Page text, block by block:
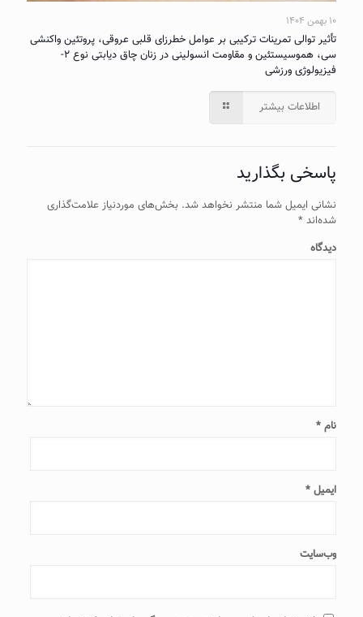
۱۰ بهمن ۱۴۰۴
تأثیر توالی تمرینات ترکیبی بر عوامل خطرزای قلبی عروقی، پروتئین واکنشی
سی، هموسیستئین و مقاومت انسولینی در زنان چاق دیابتی نوع ۲-
فیزیولوژی ورزشی
اطلاعات بیشتر
پاسخی بگذارید
نشانی ایمیل شما منتشر نخواهد شد. بخش‌های موردنیاز علامت‌گذاری
شده‌اند *
دیدگاه
نام *
ایمیل *
وب‌سایت